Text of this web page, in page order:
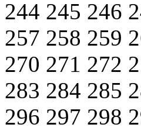
244 245 246
257 258 259
270 271 272
283 284 285
296 297 298